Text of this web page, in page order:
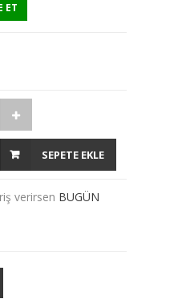
ET
SEPETE EKLE
verirsen BUGÜN